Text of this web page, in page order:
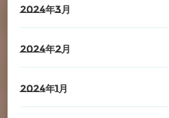
2024年3月
2024年2月
2024年1月